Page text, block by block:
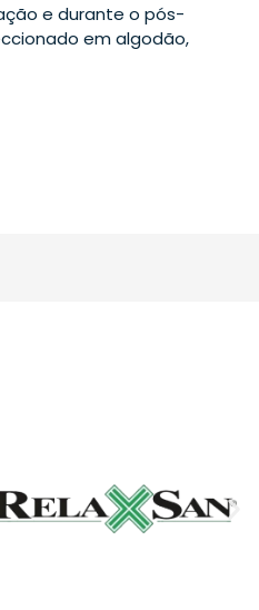
e durante o pós-
em algodão,